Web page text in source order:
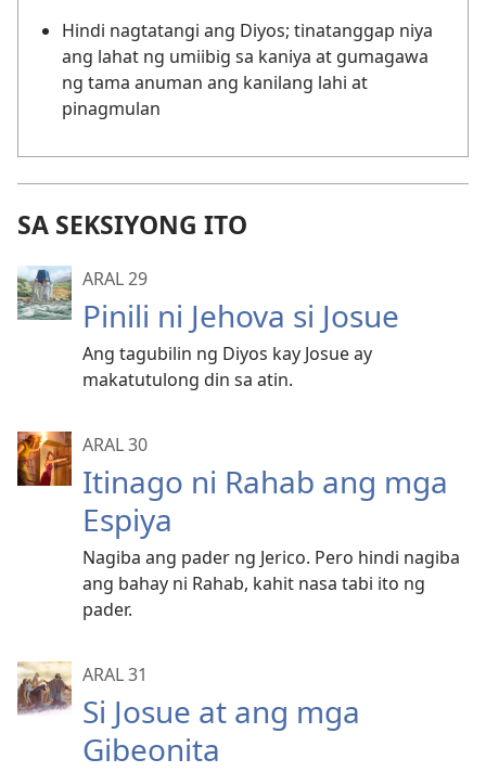
Hindi nagtatangi ang Diyos; tinatanggap niya
ang lahat ng umiibig sa kaniya at gumagawa
ng tama anuman ang kanilang lahi at
pinagmulan
SA SEKSIYONG ITO
ARAL 29
Pinili ni Jehova si Josue
Ang tagubilin ng Diyos kay Josue ay
makatutulong din sa atin.
ARAL 30
Itinago ni Rahab ang mga
Espiya
Nagiba ang pader ng Jerico. Pero hindi nagiba
ang bahay ni Rahab, kahit nasa tabi ito ng
pader.
ARAL 31
Si Josue at ang mga
Gibeonita